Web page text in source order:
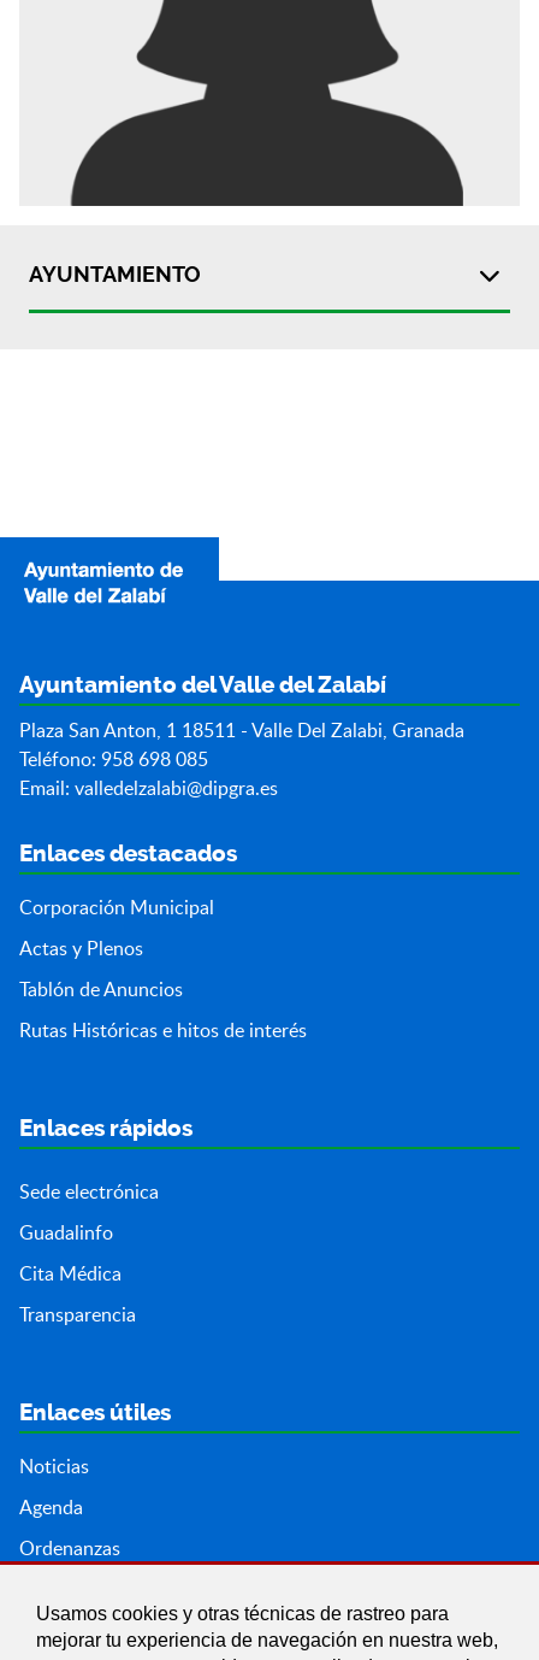
Usamos cookies y otras técnicas de rastreo para
mejorar tu experiencia de navegación en nuestra web,
AYUNTAMIENTO
Ayuntamiento del Valle del Zalabí
Plaza San Anton, 1 18511 - Valle Del Zalabi, Granada
Teléfono: 958 698 085
Email: valledelzalabi@dipgra.es
Enlaces destacados
Corporación Municipal
Actas y Plenos
Tablón de Anuncios
Rutas Históricas e hitos de interés
Enlaces rápidos
Sede electrónica
Guadalinfo
Cita Médica
Transparencia
Enlaces útiles
Noticias
Agenda
Ordenanzas